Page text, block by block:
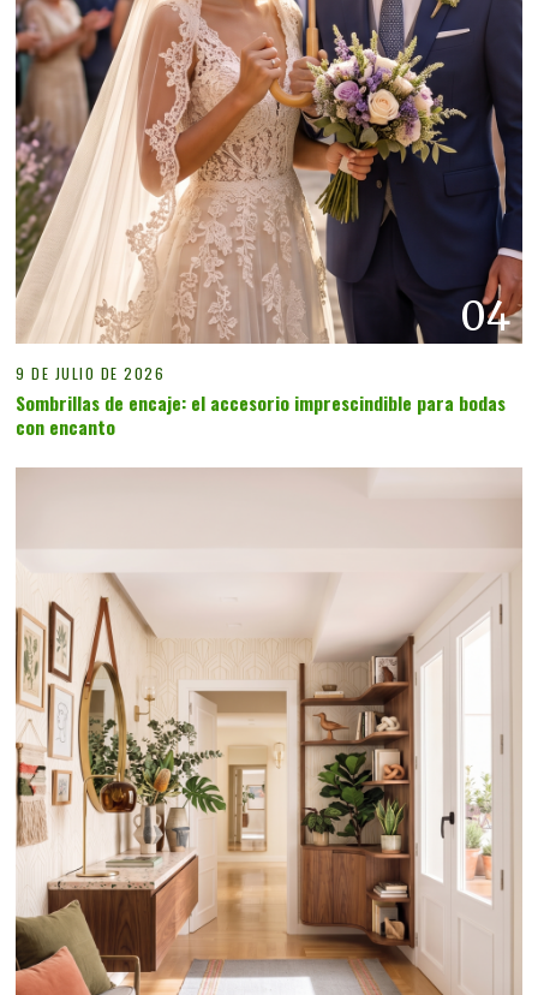
04
9 DE JULIO DE 2026
Sombrillas de encaje: el accesorio imprescindible para bodas
con encanto